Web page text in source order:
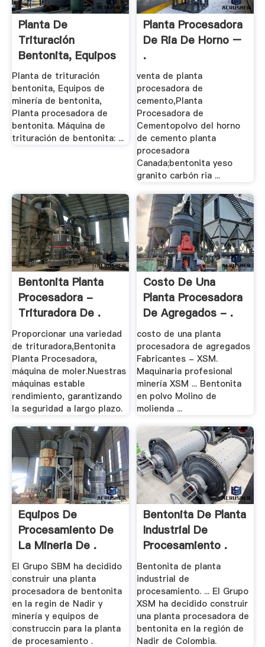
Planta De
Trituración
Bentonita, Equipos
De .
Planta de trituración
bentonita, Equipos de
minería de bentonita,
Planta procesadora de
bentonita. Máquina de
trituración de bentonita: ...
Planta Procesadora
De Ria De Horno –
.
venta de planta
procesadora de
cemento,Planta
Procesadora de
Cementopolvo del horno
de cemento planta
procesadora
Canada;bentonita yeso
granito carbón ria ...
Bentonita Planta
Procesadora -
Trituradora De .
Proporcionar una variedad
de trituradora,Bentonita
Planta Procesadora,
máquina de moler.Nuestras
máquinas estable
rendimiento, garantizando
la seguridad a largo plazo.
Costo De Una
Planta Procesadora
De Agregados - .
costo de una planta
procesadora de agregados
Fabricantes - XSM.
Maquinaria profesional
minería XSM ... Bentonita
en polvo Molino de
molienda ...
Equipos De
Procesamiento De
La Mineria De .
El Grupo SBM ha decidido
construir una planta
procesadora de bentonita
en la regin de Nadir y
minería y equipos de
construccin para la planta
de procesamiento .
Bentonita De Planta
Industrial De
Procesamiento .
Bentonita de planta
industrial de
procesamiento. ... El Grupo
XSM ha decidido construir
una planta procesadora de
bentonita en la región de
Nadir de Colombia.